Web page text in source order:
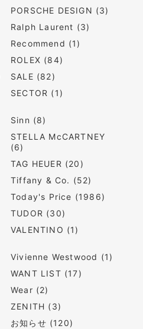
PORSCHE DESIGN (3)
Ralph Laurent (3)
Recommend (1)
ROLEX (84)
SALE (82)
SECTOR (1)
Sinn (8)
STELLA McCARTNEY
(6)
TAG HEUER (20)
Tiffany & Co. (52)
Today's Price (1986)
TUDOR (30)
VALENTINO (1)
Vivienne Westwood (1)
WANT LIST (17)
Wear (2)
ZENITH (3)
お知らせ (120)